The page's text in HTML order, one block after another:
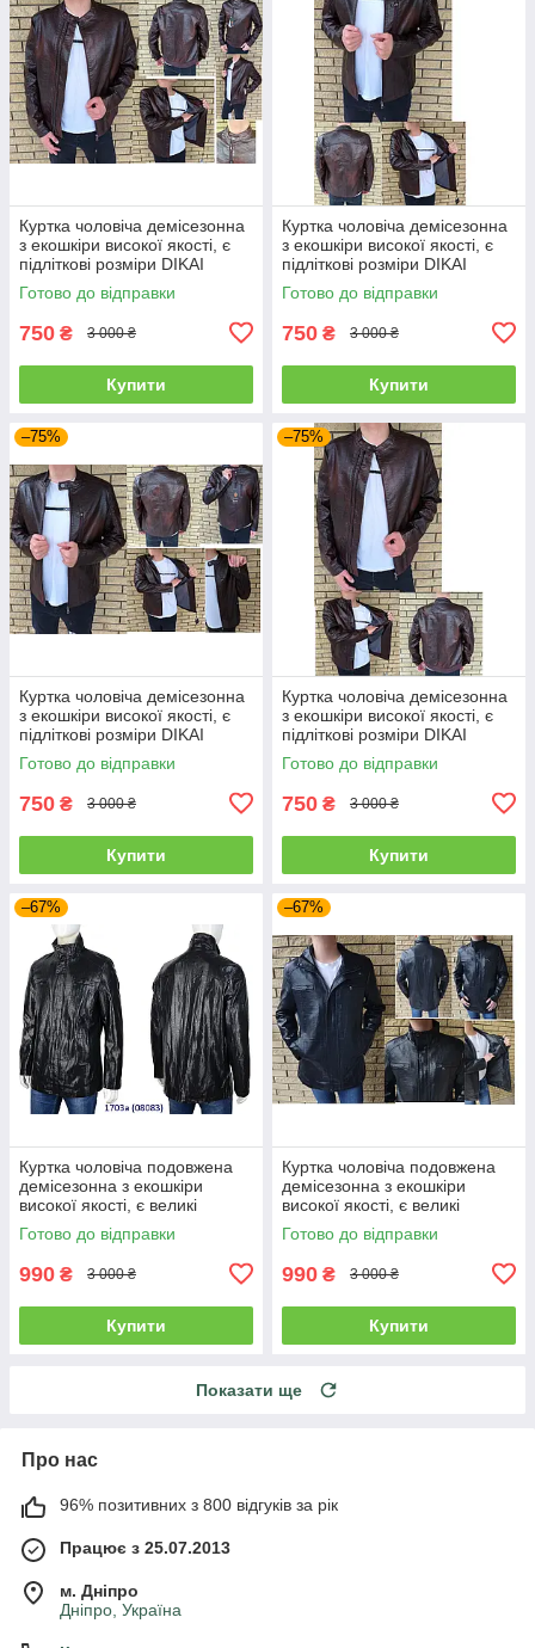
Куртка чоловіча демісезонна
з екошкіри високої якості, є
підліткові розміри DIKAI
Готово до відправки
750 ₴ 3 000 ₴
Купити
Куртка чоловіча демісезонна
з екошкіри високої якості, є
підліткові розміри DIKAI
Готово до відправки
750 ₴ 3 000 ₴
Купити
–75%
Куртка чоловіча демісезонна
з екошкіри високої якості, є
підліткові розміри DIKAI
Готово до відправки
750 ₴ 3 000 ₴
Купити
–75%
Куртка чоловіча демісезонна
з екошкіри високої якості, є
підліткові розміри DIKAI
Готово до відправки
750 ₴ 3 000 ₴
Купити
–67%
Куртка чоловіча подовжена
демісезонна з екошкіри
високої якості, є великі
розміри RHINOCEROS
Готово до відправки
990 ₴ 3 000 ₴
Купити
–67%
Куртка чоловіча подовжена
демісезонна з екошкіри
високої якості, є великі
розміри RHINOCEROS
Готово до відправки
990 ₴ 3 000 ₴
Купити
Показати ще
Про нас
96% позитивних з 800 відгуків за рік
Працює з 25.07.2013
м. Дніпро
Дніпро, Україна